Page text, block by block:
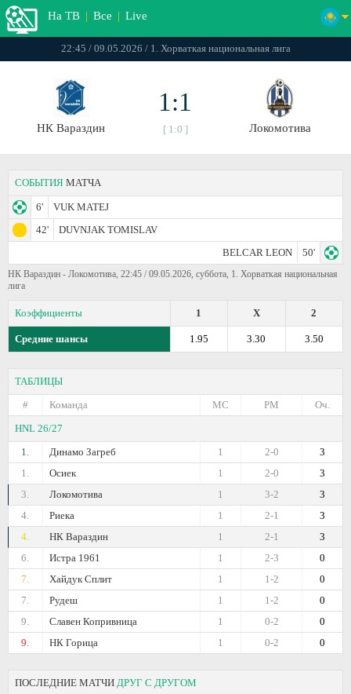
На ТВ | Все | Live
22:45 / 09.05.2026 / 1. Хорваткая национальная лига
НК Вараздин
1:1
[ 1:0 ] Локомотива
СОБЫТИЯ МАТЧА
6'
VUK MATEJ
42'
DUVNJAK TOMISLAV
BELCAR LEON
50'
НК Вараздин - Локомотива, 22:45 / 09.05.2026, суббота, 1. Хорваткая национальная
лига
Коэффициенты 2
X
1
Средние шансы 3.50
3.30
1.95
ТАБЛИЦЫ
#
Команда Оч.
РМ
МС
HNL 26/27
1.
Динамо Загреб 3
2-0
1
1.
Осиек 3
2-0
1
3.
Локомотива 3
3-2
1
4.
Риека 3
2-1
1
4.
НК Вараздин 3
2-1
1
6.
Истра 1961 0
2-3
1
7.
Хайдук Сплит 0
1-2
1
7.
Рудеш 0
1-2
1
9.
Славен Копривница 0
0-2
1
9.
НК Горица 0
0-2
1
ПОСЛЕДНИЕ МАТЧИ ДРУГ С ДРУГОМ